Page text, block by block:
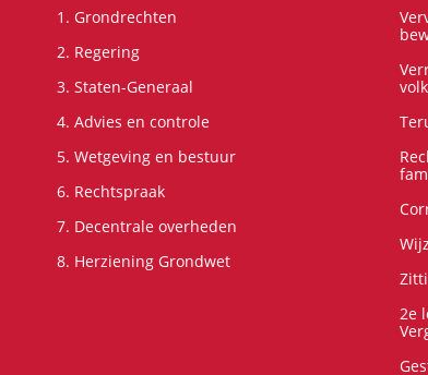
1. Grondrechten
2. Regering
3. Staten-Generaal
4. Advies en controle
5. Wetgeving en bestuur
6. Rechtspraak
7. Decentrale overheden
8. Herziening Grondwet
2e